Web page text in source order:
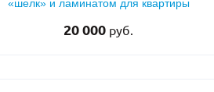
«шелк» и ламинатом для квартиры
20 000 руб.